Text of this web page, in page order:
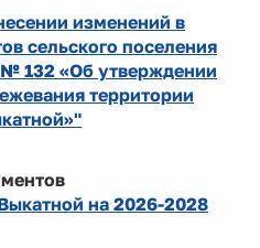
изменений в
сельского поселения
132 «Об утверждении
территории
на 2026-2028